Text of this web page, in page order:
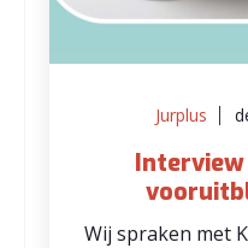
Jurplus
Interview
Wij spraken met